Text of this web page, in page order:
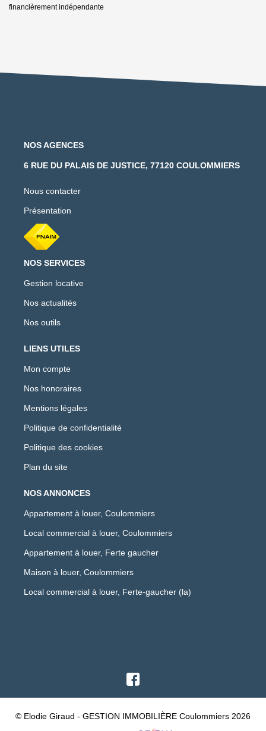
financièrement indépendante
NOS AGENCES
6 RUE DU PALAIS DE JUSTICE, 77120 COULOMMIERS
Nous contacter
Présentation
NOS SERVICES
Gestion locative
Nos actualités
Nos outils
LIENS UTILES
Mon compte
Nos honoraires
Mentions légales
Politique de confidentialité
Politique des cookies
Plan du site
NOS ANNONCES
Appartement à louer, Coulommiers
Local commercial à louer, Coulommiers
Appartement à louer, Ferte gaucher
Maison à louer, Coulommiers
Local commercial à louer, Ferte-gaucher (la)
© Elodie Giraud - GESTION IMMOBILIÈRE Coulommiers 2026